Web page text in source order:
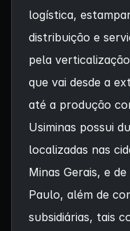
logística,
distribuição e
pela
que vai desde a
até a produção
Usiminas possui
localizadas nas
Minas Gerais, e
Paulo, além de
subsidiárias, tais